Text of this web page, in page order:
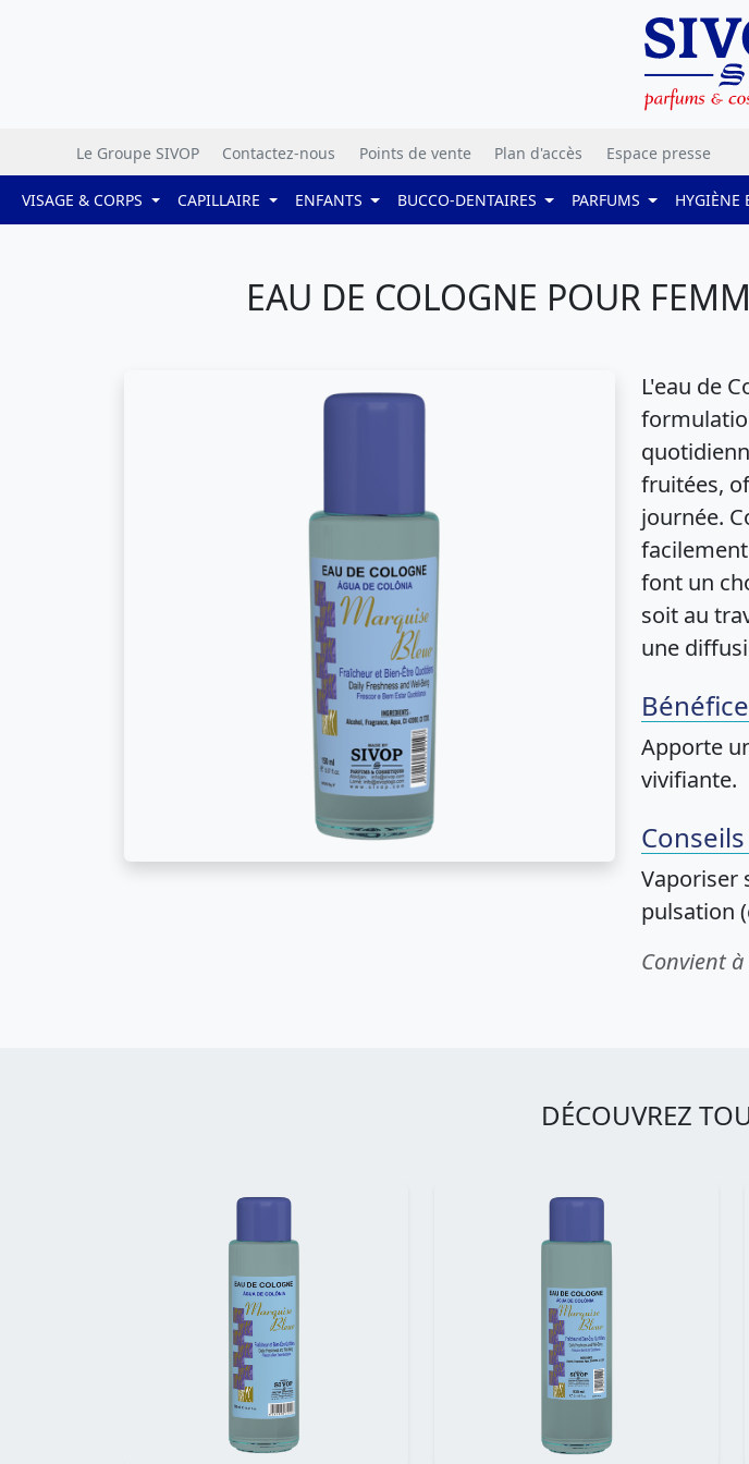
Le Groupe SIVOP Contactez-nous Points de vente Plan d'accès Espace presse
VISAGE & CORPS CAPILLAIRE ENFANTS BUCCO-DENTAIRES PARFUMS HYGIÈNE
EAU DE COLOGNE POUR
L'eau de
fruitées,
journée.
font un
soit au
une
Apporte
vivifiante.
Vaporiser
pulsation
Convient
DÉCOUVREZ
Précédent